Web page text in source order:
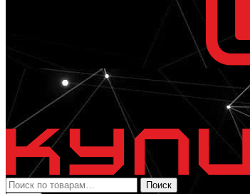
Искать:
Поиск